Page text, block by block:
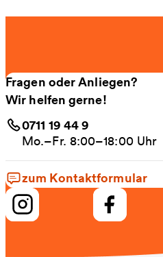
Fragen oder Anliegen?
Wir helfen gerne!
0711 19 44 9
Mo.–Fr. 8:00–18:00 Uhr
zum Kontaktformular